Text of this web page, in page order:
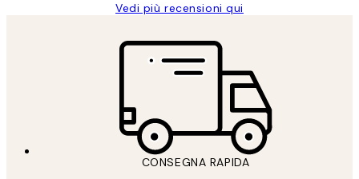
Vedi più recensioni qui
CONSEGNA RAPIDA